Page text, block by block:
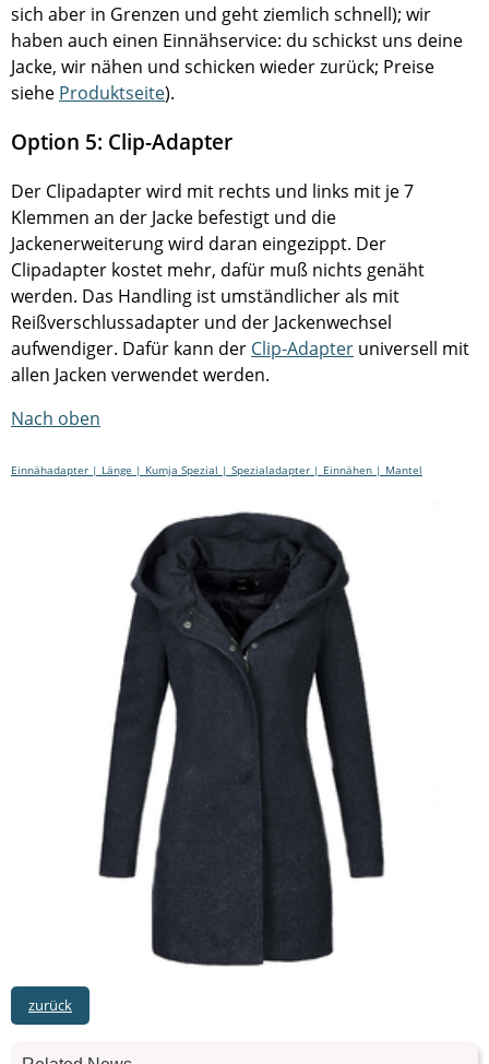
sich aber in Grenzen und geht ziemlich schnell); wir
haben auch einen Einnähservice: du schickst uns deine
Jacke, wir nähen und schicken wieder zurück; Preise
siehe Produktseite).
Option 5: Clip-Adapter
Der Clipadapter wird mit rechts und links mit je 7
Klemmen an der Jacke befestigt und die
Jackenerweiterung wird daran eingezippt. Der
Clipadapter kostet mehr, dafür muß nichts genäht
werden. Das Handling ist umständlicher als mit
Reißverschlussadapter und der Jackenwechsel
aufwendiger. Dafür kann der Clip-Adapter universell mit
allen Jacken verwendet werden.
Nach oben
Einnähadapter Länge Kumja Spezial Spezialadapter Einnähen Mantel
zurück